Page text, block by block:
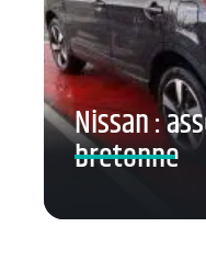
Nissan :
bretonne